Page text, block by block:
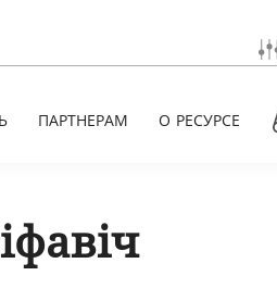
ПАРТНЕРАМ О РЕСУРСЕ